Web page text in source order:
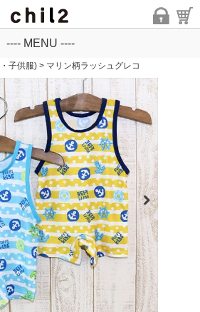
---- MENU ----
子供服) > マリン柄ラッシュグレコ